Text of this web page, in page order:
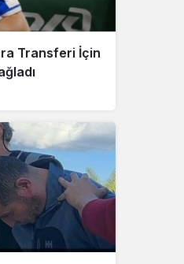
Transferi İçin